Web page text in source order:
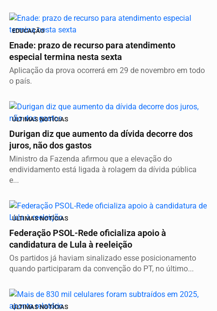
EDUCAÇÃO
Enade: prazo de recurso para atendimento
especial termina nesta sexta
Aplicação da prova ocorrerá em 29 de novembro em todo
o país.
ÚLTIMAS NOTÍCIAS
Durigan diz que aumento da dívida decorre dos
juros, não dos gastos
Ministro da Fazenda afirmou que a elevação do
endividamento está ligada à rolagem da dívida pública
e...
ÚLTIMAS NOTÍCIAS
Federação PSOL-Rede oficializa apoio à
candidatura de Lula à reeleição
Os partidos já haviam sinalizado esse posicionamento
quando participaram da convenção do PT, no último...
ÚLTIMAS NOTÍCIAS